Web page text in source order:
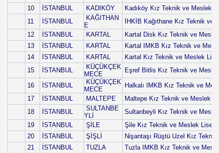
10
İSTANBUL KADIKÖY
Kadıköy Kız Teknik ve Meslek
11
İSTANBUL
KAĞITHAN
E
İHKİB Kağıthane Kız Teknik ve
12
İSTANBUL KARTAL
Kartal Disk Kız Teknik ve
13
İSTANBUL KARTAL
Kartal IMKB Kız Teknik ve
14
İSTANBUL KARTAL
Kartal Kız Teknik ve Meslek
15
İSTANBUL
KÜÇÜKÇEK
MECE
Eşref Bitlis Kız Teknik ve
16 İSTANBUL
KÜÇÜKÇEK
MECE
Halkalı IMKB Kız Teknik ve
17
İSTANBUL MALTEPE
Maltepe Kız Teknik ve Meslek
18
İSTANBUL
SULTANBE
YLİ
Sultanbeyli Kız Teknik ve
19
İSTANBUL ŞİLE
Şile Kız Teknik ve Meslek Lisesi
20
İSTANBUL ŞİŞLİ
Nişantaşı Rüştü Uzel Kız
21
İSTANBUL TUZLA
Tuzla IMKB Kız Teknik ve